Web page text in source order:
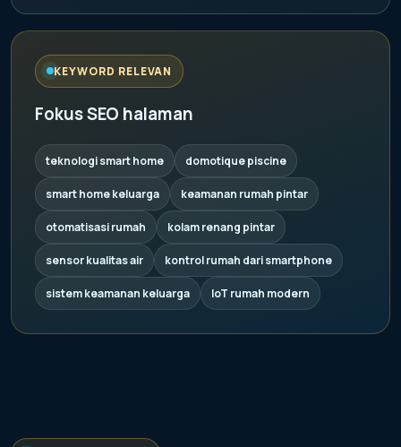
KEYWORD RELEVAN
Fokus SEO halaman
teknologi smart home domotique piscine
smart home keluarga keamanan rumah pintar
otomatisasi rumah kolam renang pintar
sensor kualitas air kontrol rumah dari smartphone
sistem keamanan keluarga IoT rumah modern